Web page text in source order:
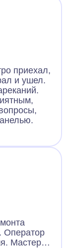
приехал,
и ушел.
Оператор
Мастер